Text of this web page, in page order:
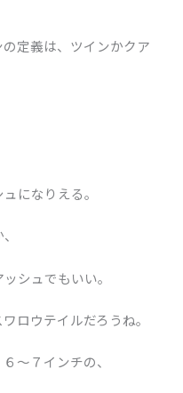
定義は、ツインかクア
になりえる。
シュでもいい。
ロウテイルだろうね。
〜７インチの、